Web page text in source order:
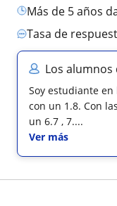
más de 5 años
Tasa de
Los alumnos
Soy estudiante
con un 1.8. Con
un 6.7 , 7....
Ver más